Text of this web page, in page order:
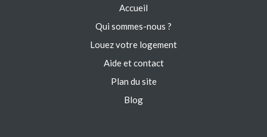
Accueil
Qui sommes-nous ?
Louez votre logement
Aide et contact
Plan du site
Blog